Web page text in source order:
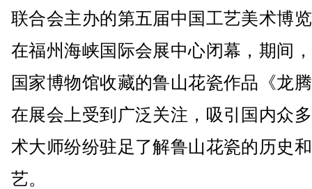
联合会主办的第五届中国工艺美术博
在福州海峡国际会展中心闭幕，期间
国家博物馆收藏的鲁山花瓷作品《龙
在展会上受到广泛关注，吸引国内众
术大师纷纷驻足了解鲁山花瓷的历史
艺。